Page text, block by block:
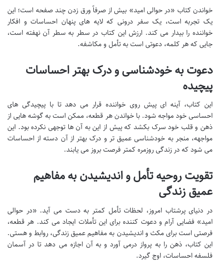
خواندن کتاب «در حوالی امید» بیش از صرفاً ورق زدن چند صفحه است؛ این
یک تجربه است، یک سفر درونی که لایه های پنهان احساسات و افکار
خواننده را بیدار می کند. ارزش این کتاب در سطر به سطر آن نهفته است،
جایی که هر کلمه، دعوتی است به تأمل و مکاشفه.
دعوت به خودشناسی و درک بهتر احساسات
پیچیده
این کتاب، آینه ای پیش روی خواننده قرار می دهد تا با پیچیدگی های
احساسی خود مواجه شود. با خواندن هر قطعه، ممکن است به گوشه هایی از
ذهن و قلب خود سرک بکشد که پیش از این به آن ها توجهی نکرده بود. این
مواجهه، منجر به خودشناسی عمیق تر و درک بهتر از آن دسته از احساسات
می شود که در زندگی روزمره کمتر فرصت بروز می یابند.
تقویت روحیه تأمل و اندیشیدن به مفاهیم
عمیق زندگی
در دنیای پرشتاب امروز، لحظات تأمل کمتر به دست می آید. «در حوالی
امید» فضایی آرام و دعوت کننده برای این تأملات ایجاد می کند. هر قطعه،
فرصتی است برای مکث و اندیشیدن به مفاهیم عمیق زندگی، روابط و هستی.
این کتاب، ذهن را به پرواز درمی آورد و به آن اجازه می دهد تا در آسمان
فلسفه احساسات، اوج گیرد.